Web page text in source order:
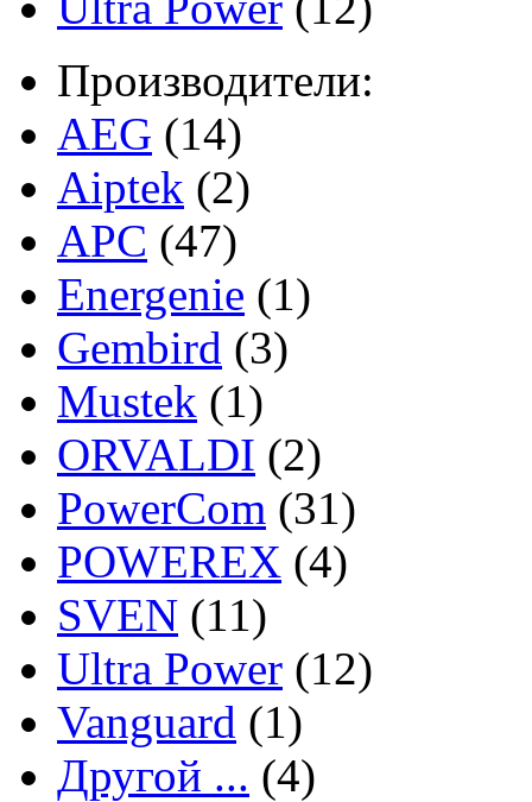
Производители:
AEG (14)
Aiptek (2)
APC (47)
Energenie (1)
Gembird (3)
Mustek (1)
ORVALDI (2)
PowerCom (31)
POWEREX (4)
SVEN (11)
Ultra Power (12)
Vanguard (1)
Другой ... (4)